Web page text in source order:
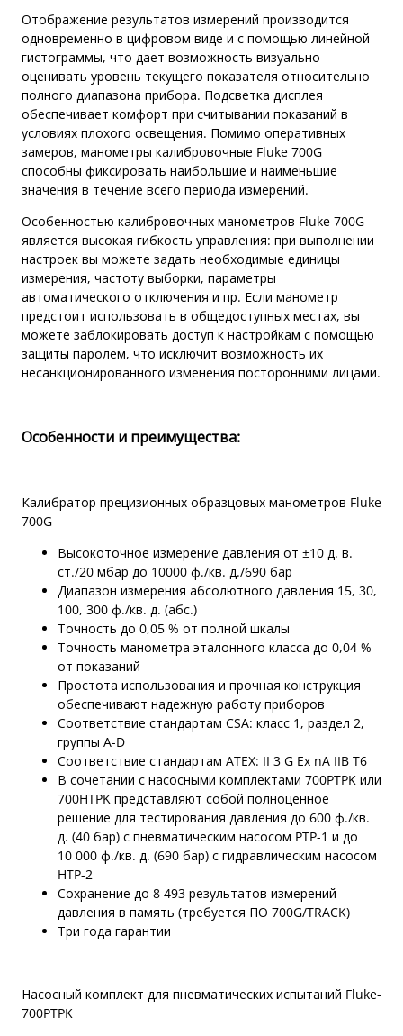
Отображение результатов измерений производится
одновременно в цифровом виде и с помощью линейной
гистограммы, что дает возможность визуально
оценивать уровень текущего показателя относительно
полного диапазона прибора. Подсветка дисплея
обеспечивает комфорт при считывании показаний в
условиях плохого освещения. Помимо оперативных
замеров, манометры калибровочные Fluke 700G
способны фиксировать наибольшие и наименьшие
значения в течение всего периода измерений.
Особенностью калибровочных манометров Fluke 700G
является высокая гибкость управления: при выполнении
настроек вы можете задать необходимые единицы
измерения, частоту выборки, параметры
автоматического отключения и пр. Если манометр
предстоит использовать в общедоступных местах, вы
можете заблокировать доступ к настройкам с помощью
защиты паролем, что исключит возможность их
несанкционированного изменения посторонними лицами.
Особенности и преимущества:
Калибратор прецизионных образцовых манометров Fluke
700G
Высокоточное измерение давления от ±10 д. в.
ст./20 мбар до 10000 ф./кв. д./690 бар
Диапазон измерения абсолютного давления 15, 30,
100, 300 ф./кв. д. (абс.)
Точность до 0,05 % от полной шкалы
Точность манометра эталонного класса до 0,04 %
от показаний
Простота использования и прочная конструкция
обеспечивают надежную работу приборов
Соответствие стандартам CSA: класс 1, раздел 2,
группы A-D
Соответствие стандартам ATEX: II 3 G Ex nA IIB T6
В сочетании с насосными комплектами 700PTPK или
700HTPK представляют собой полноценное
решение для тестирования давления до 600 ф./кв.
д. (40 бар) с пневматическим насосом PTP-1 и до
10 000 ф./кв. д. (690 бар) с гидравлическим насосом
HTP-2
Сохранение до 8 493 результатов измерений
давления в память (требуется ПО 700G/TRACK)
Три года гарантии
Насосный комплект для пневматических испытаний Fluke-
700PTPK